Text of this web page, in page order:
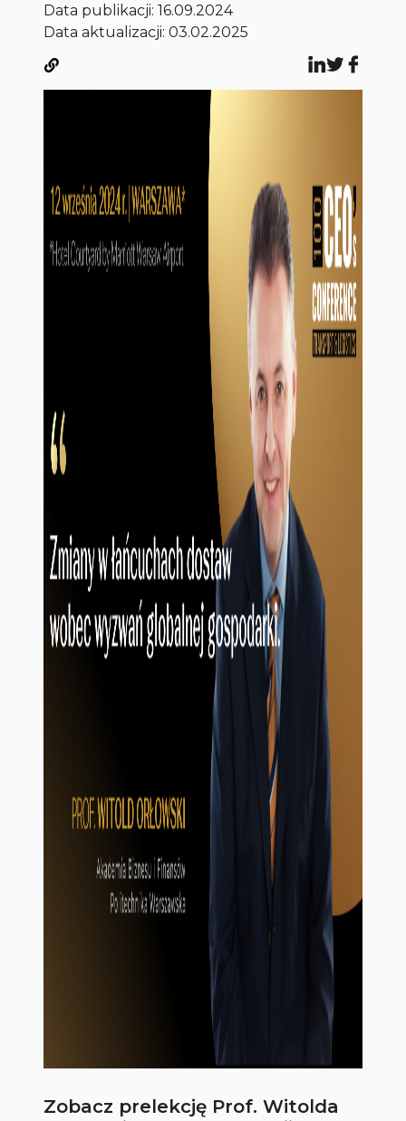
Data publikacji:16.09.2024
Data aktualizacji: 03.02.2025
Zobacz prelekcję Prof. Witolda